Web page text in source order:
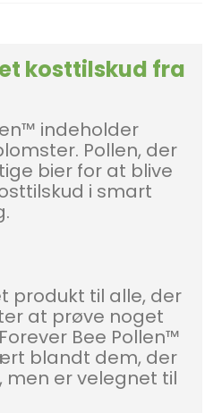
kosttilskud fra
indeholder
Pollen, der
bier for at blive
i smart
produkt til alle, der
at prøve noget
Bee Pollen™
blandt dem, der
men er velegnet til